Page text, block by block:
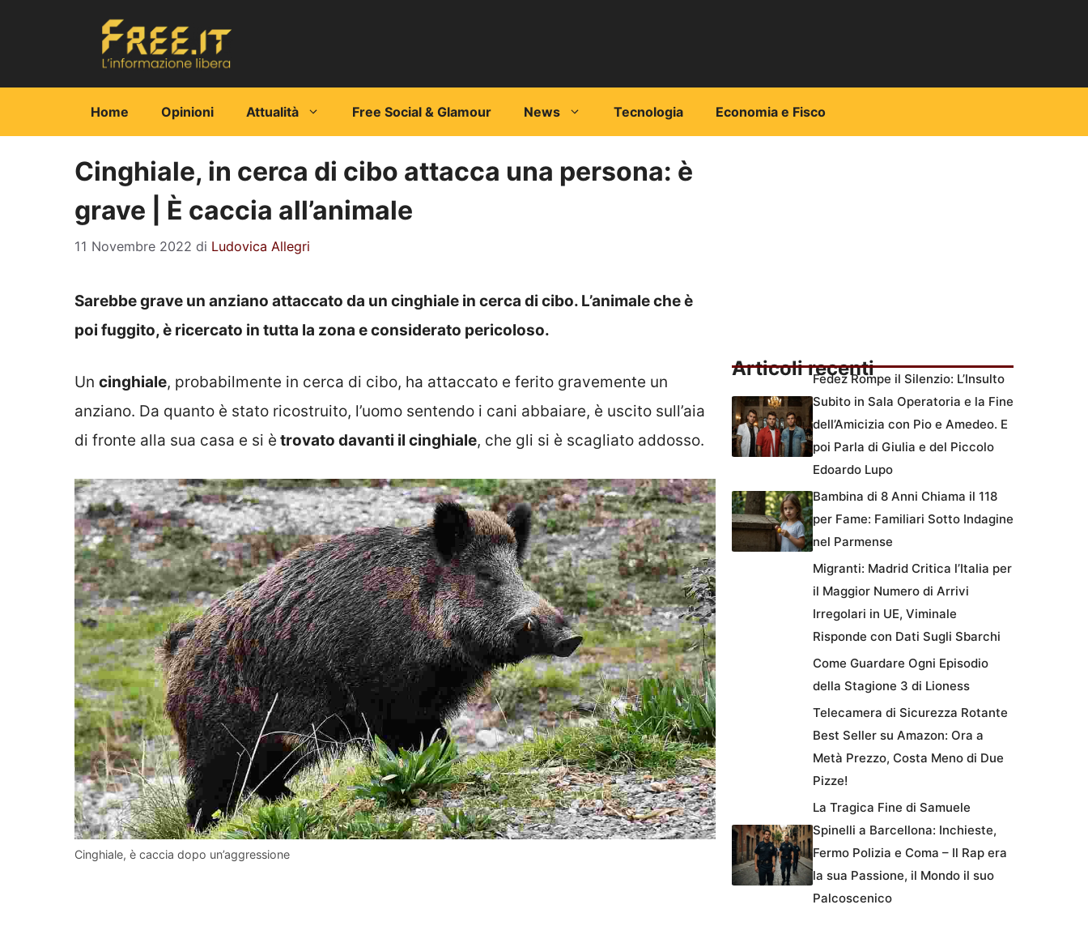
Home Opinioni Attualità Free Social & Glamour News Tecnologia Economia e Fisco
Cinghiale, in cerca di cibo attacca una persona: è
grave | È caccia all’animale
11 Novembre 2022 di Ludovica Allegri
Sarebbe grave un anziano attaccato da un cinghiale in cerca di cibo. L’animale che è
poi fuggito, è ricercato in tutta la zona e considerato pericoloso.
Un cinghiale, probabilmente in cerca di cibo, ha attaccato e ferito gravemente un
anziano. Da quanto è stato ricostruito, l’uomo sentendo i cani abbaiare, è uscito sull’aia
di fronte alla sua casa e si è trovato davanti il cinghiale, che gli si è scagliato addosso.
Cinghiale, è caccia dopo un’aggressione
Articoli recentiFedez Rompe il Silenzio: L’Insulto
Subito in Sala Operatoria e la Fine
dell’Amicizia con Pio e Amedeo. E
poi Parla di Giulia e del Piccolo
Edoardo Lupo
Bambina di 8 Anni Chiama il 118
per Fame: Familiari Sotto Indagine
nel Parmense
Migranti: Madrid Critica l’Italia per
il Maggior Numero di Arrivi
Irregolari in UE, Viminale
Risponde con Dati Sugli Sbarchi
Come Guardare Ogni Episodio
della Stagione 3 di Lioness
Telecamera di Sicurezza Rotante
Best Seller su Amazon: Ora a
Metà Prezzo, Costa Meno di Due
Pizze!
La Tragica Fine di Samuele
Spinelli a Barcellona: Inchieste,
Fermo Polizia e Coma – Il Rap era
la sua Passione, il Mondo il suo
Palcoscenico